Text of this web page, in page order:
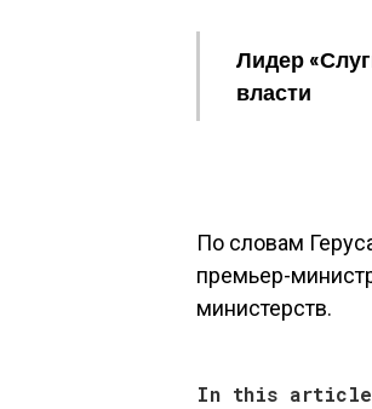
Лидер
власти
По словам
премьер-
министерств.
In this